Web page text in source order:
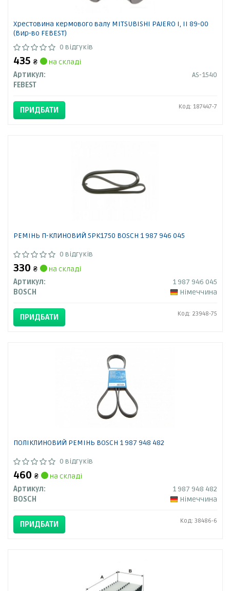
Хрестовина кермового валу MITSUBISHI PAJERO I, II 89-00
(Вир-во FEBEST)
0 відгуків
435 ₴
на складі
Артикул:
AS-1540
FEBEST
ПРИДБАТИ Код: 187447-7
РЕМІНЬ П-КЛИНОВИЙ 5PK1750 BOSCH 1 987 946 045
0 відгуків
330 ₴
на складі
Артикул:
1 987 946 045
BOSCH
Німеччина
ПРИДБАТИ Код: 23948-75
ПОЛІКЛИНОВИЙ РЕМІНЬ BOSCH 1 987 948 482
0 відгуків
460 ₴
на складі
Артикул:
1 987 948 482
BOSCH
Німеччина
ПРИДБАТИ Код: 38486-6